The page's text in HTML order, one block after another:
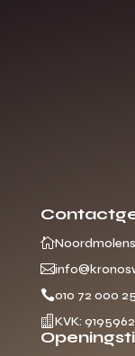


010 72 000 25
 KVK: